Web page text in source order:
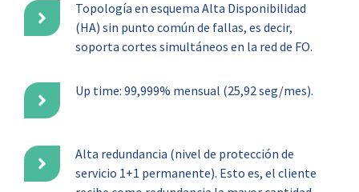
Topología en esquema Alta Disponibilidad
(HA) sin punto común de fallas, es decir,
soporta cortes simultáneos en la red de FO​.
Up time: 99,999% mensual (25,92 seg/mes)​.
Alta redundancia (nivel de protección de
servicio 1+1 permanente). Esto es, el cliente